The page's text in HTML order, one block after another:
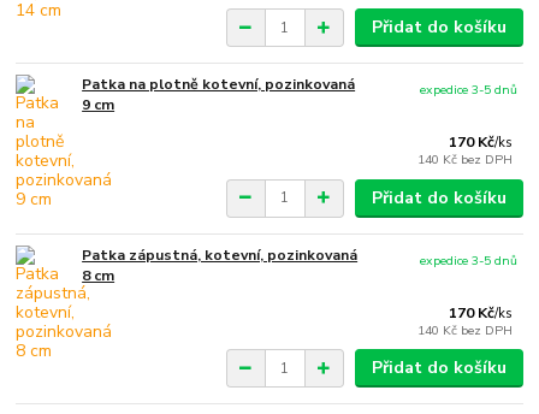
Přidat do košíku
Patka na plotně kotevní, pozinkovaná
9 cm
170 Kč/ks
140 Kč bez DPH
expedice 3-5 dnů
Přidat do košíku
Patka zápustná, kotevní, pozinkovaná
8 cm
170 Kč/ks
140 Kč bez DPH
expedice 3-5 dnů
Přidat do košíku